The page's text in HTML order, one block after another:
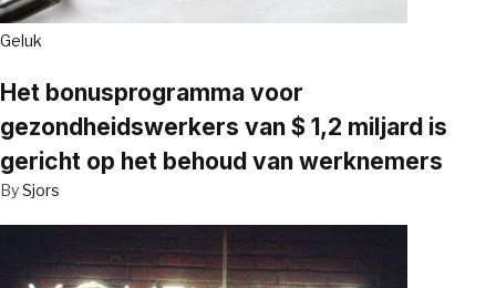
Geluk
Het bonusprogramma voor
gezondheidswerkers van $ 1,2 miljard is
gericht op het behoud van werknemers
BySjors